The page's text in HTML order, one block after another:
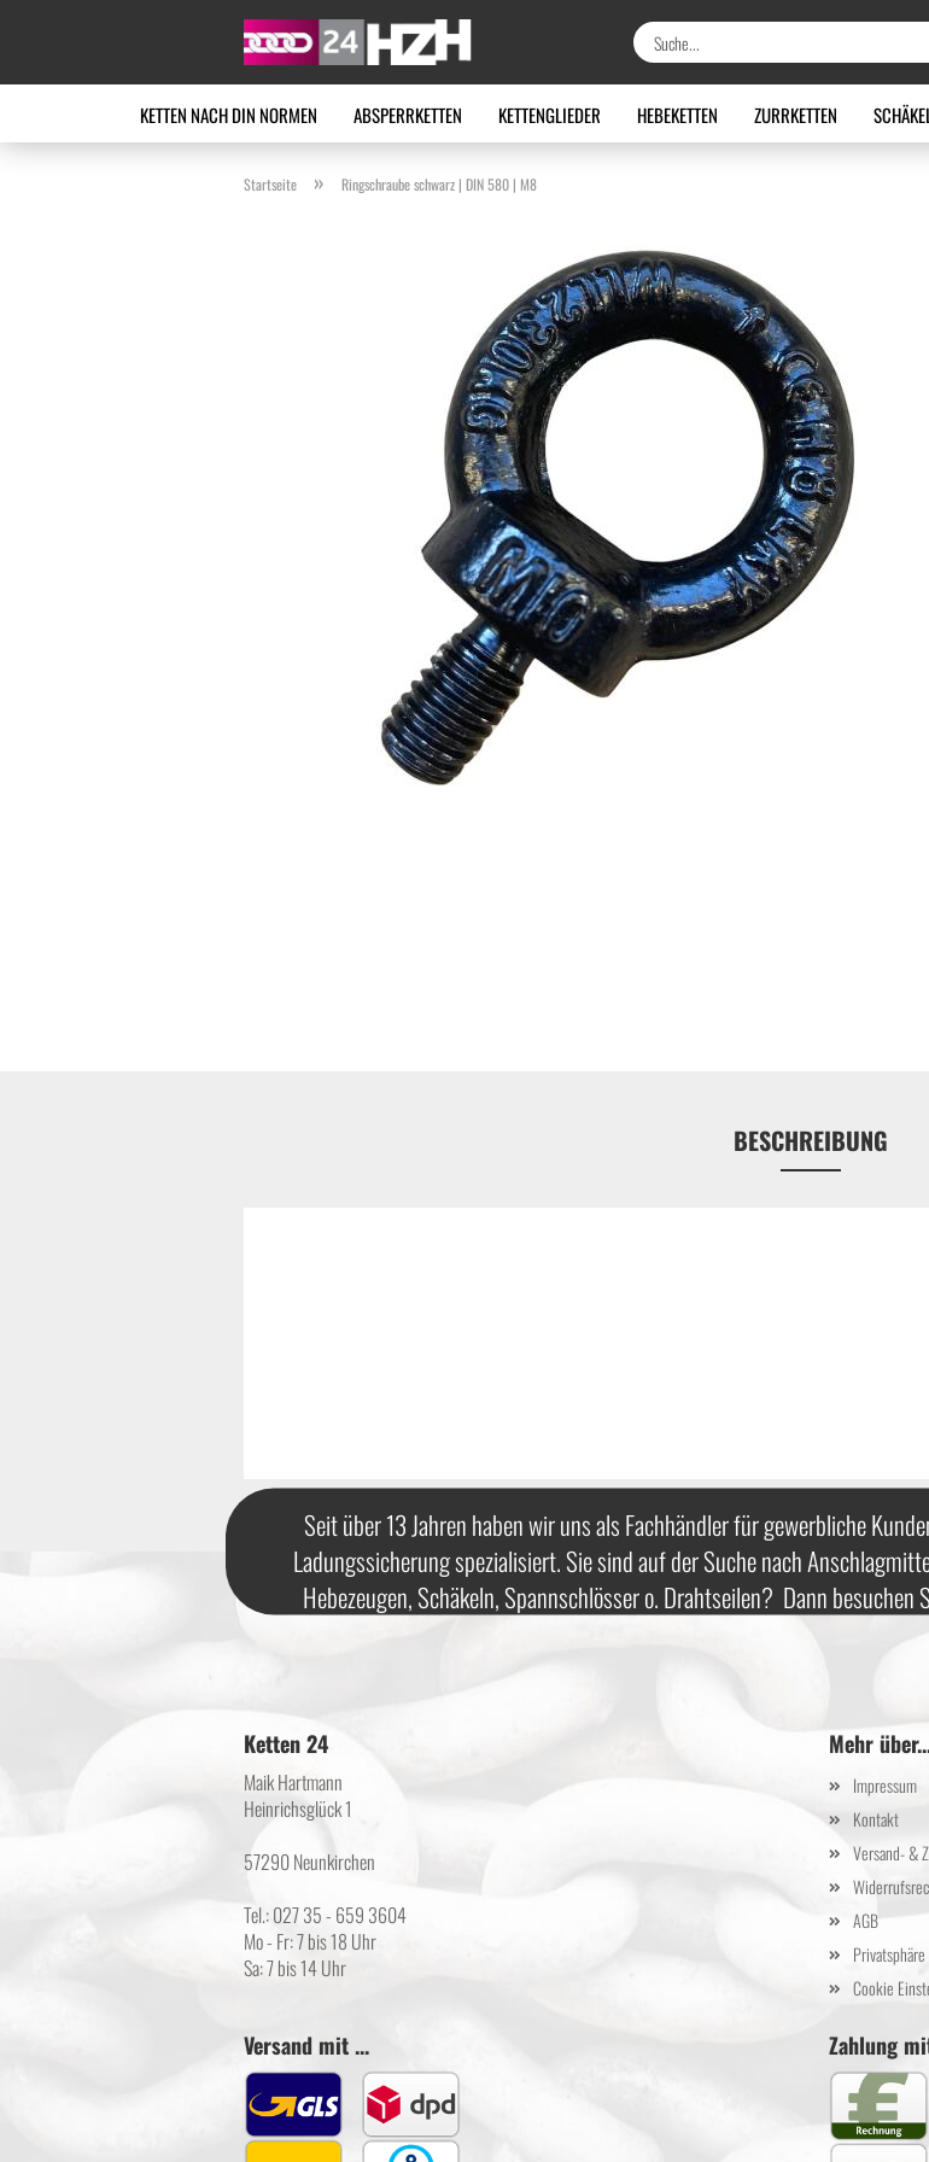
KETTEN NACH DIN NORMEN ABSPERRKETTEN KETTENGLIEDER HEBEKETTEN ZURRKETTEN
Startseite » Ringschraube schwarz | DIN 580 | M8
BESCHREIBUNG
Seit über 13 Jahren haben wir uns als Fachhändler für gewerbliche
Ladungssicherung spezialisiert. Sie sind auf der Suche nach
Hebezeugen, Schäkeln, Spannschlösser o. Drahtseilen? Dann besuchen
Ketten 24
Maik Hartmann
Heinrichsglück 1
57290 Neunkirchen
Tel.: 027 35 - 659 3604
Mo - Fr: 7 bis 18 Uhr
Sa: 7 bis 14 Uhr
Mehr
Impressum
Kontakt
Versand- &
AGB
Cookie
Versand mit ... Zahlung